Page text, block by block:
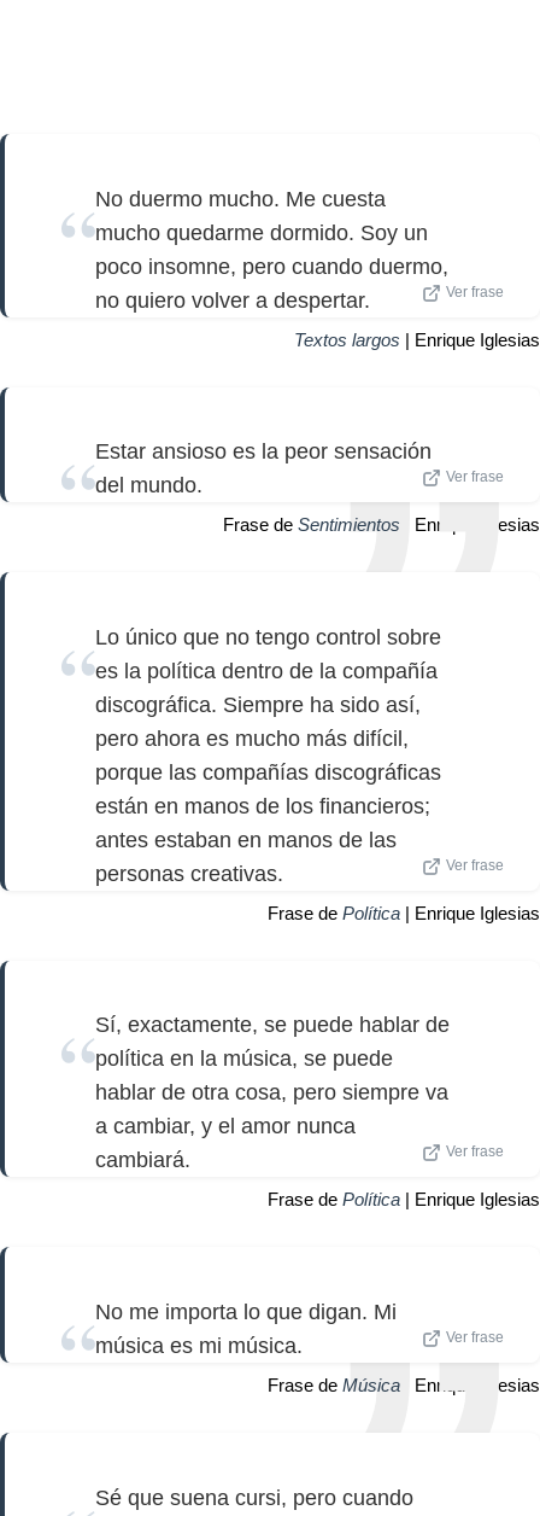
No duermo mucho. Me cuesta
mucho quedarme dormido. Soy un
poco insomne, pero cuando duermo,
no quiero volver a despertar.
Ver frase
Textos largos | Enrique Iglesias
Estar ansioso es la peor sensación
del mundo.
Ver frase
Frase de Sentimientos | Enrique Iglesias
Lo único que no tengo control sobre
es la política dentro de la compañía
discográfica. Siempre ha sido así,
pero ahora es mucho más difícil,
porque las compañías discográficas
están en manos de los financieros;
antes estaban en manos de las
personas creativas.
Ver frase
Frase de Política | Enrique Iglesias
Sí, exactamente, se puede hablar de
política en la música, se puede
hablar de otra cosa, pero siempre va
a cambiar, y el amor nunca
cambiará.
Ver frase
Frase de Política | Enrique Iglesias
No me importa lo que digan. Mi
música es mi música.
Ver frase
Frase de Música | Enrique Iglesias
Sé que suena cursi, pero cuando